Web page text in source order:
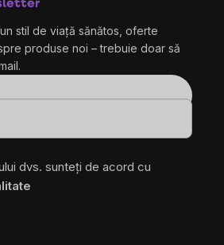
stil de viață sănătos, oferte
produse noi – trebuie doar să
dvs. sunteți de acord cu